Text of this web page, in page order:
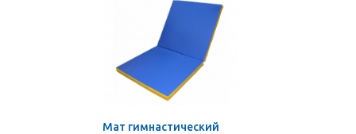
Мат гимнастический